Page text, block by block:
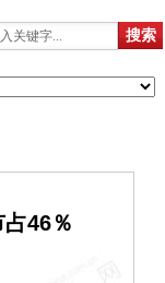
46％